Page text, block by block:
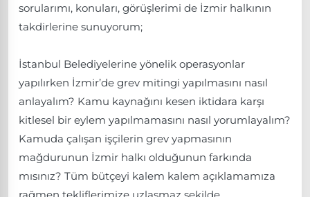
sorularımı, konuları, görüşlerimi de İzmir halkının
takdirlerine sunuyorum;
İstanbul Belediyelerine yönelik operasyonlar
yapılırken İzmir’de grev mitingi yapılmasını nasıl
anlayalım? Kamu kaynağını kesen iktidara karşı
kitlesel bir eylem yapılmamasını nasıl yorumlayalım?
Kamuda çalışan işçilerin grev yapmasının
mağdurunun İzmir halkı olduğunun farkında
mısınız? Tüm bütçeyi kalem kalem açıklamamıza